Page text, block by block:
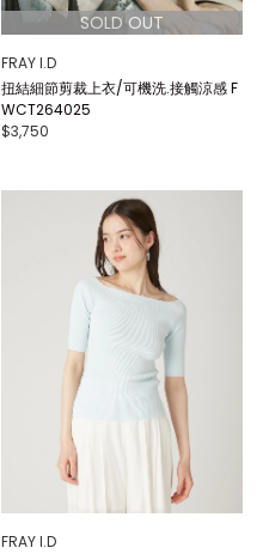
FRAY I.D
扭結細節剪裁上衣/可機洗.接觸涼感 F
WCT264025
$3,750
FRAY I.D